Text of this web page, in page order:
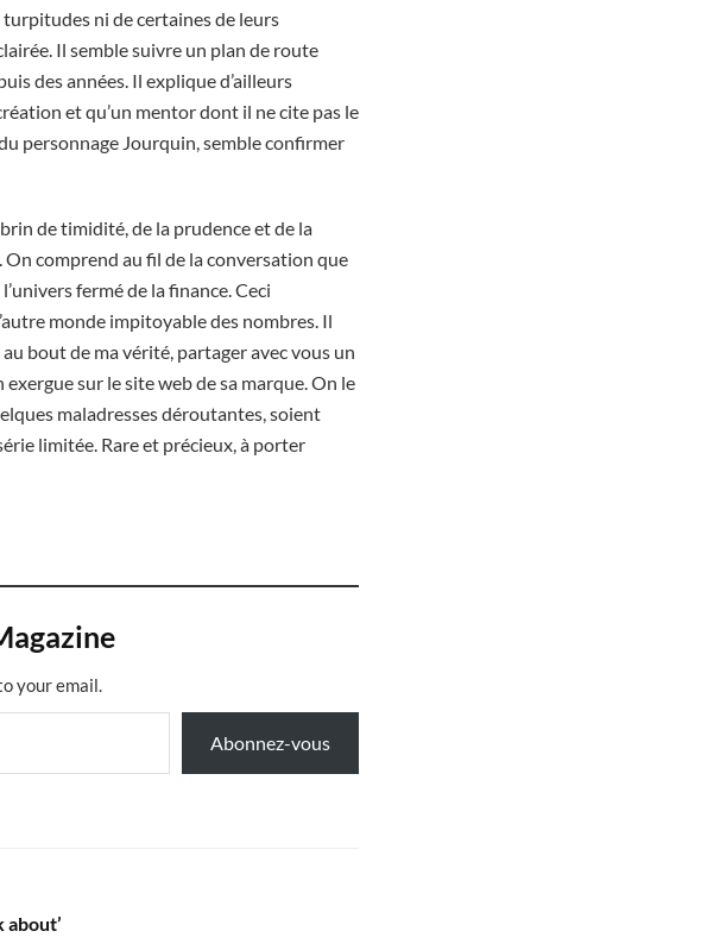
turpitudes ni de certaines de leurs
Il semble suivre un plan de route
des années. Il explique d’ailleurs
et qu’un mentor dont il ne cite pas le
personnage Jourquin, semble confirmer
de timidité, de la prudence et de la
comprend au fil de la conversation que
fermé de la finance. Ceci
monde impitoyable des nombres. Il
bout de ma vérité, partager avec vous un
sur le site web de sa marque. On le
maladresses déroutantes, soient
limitée. Rare et précieux, à porter
your email.
Abonnez-vous
about’